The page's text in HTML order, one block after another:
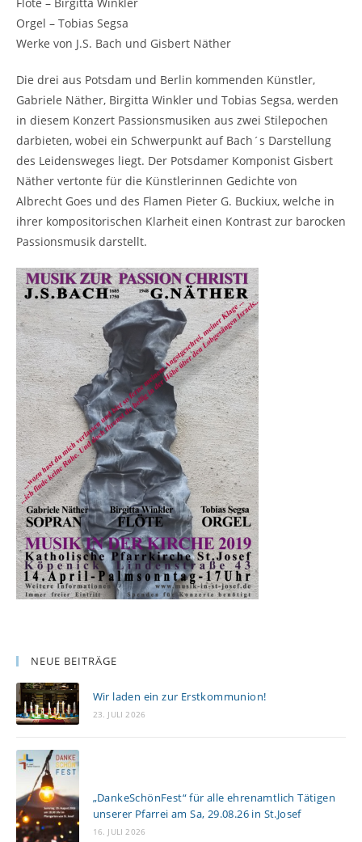
Orgel – Tobias Segsa
Werke von J.S. Bach und Gisbert Näther
Die drei aus Potsdam und Berlin kommenden Künstler,
Gabriele Näther, Birgitta Winkler und Tobias Segsa, werden
in diesem Konzert Passionsmusiken aus zwei Stilepochen
darbieten, wobei ein Schwerpunkt auf Bach´s Darstellung
des Leidensweges liegt. Der Potsdamer Komponist Gisbert
Näther vertonte für die Künstlerinnen Gedichte von
Albrecht Goes und des Flamen Pieter G. Buckiux, welche in
ihrer kompositorischen Klarheit einen Kontrast zur barocken
Passionsmusik darstellt.
NEUE BEITRÄGE
Wir laden ein zur Erstkommunion!
23. JULI 2026
„DankeSchönFest“ für alle ehrenamtlich Tätigen
unserer Pfarrei am Sa, 29.08.26 in St.Josef
16. JULI 2026